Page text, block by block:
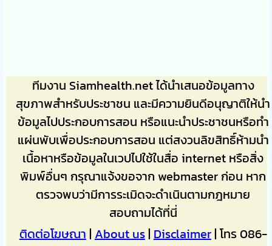
ทีมงาน Siamhealth.net ได้นำเสนอข้อมูลทาง
สุขภาพสำหรับประชาชน และมีความยินดีอนุญาติให้นำ
ข้อมูลไปประกอบการสอน หรือแนะนำประชาชนหรือทำ
แผ่นพับเพื่อประกอบการสอน แต่สงวนลิขสิทธิ์ห้ามนำ
เนื้อหาหรือข้อมูลในเวปไปใช้ในสื่อ internet หรือสิ่ง
พิมพ์อื่นๆ กรุณาแจ้งขอจาก webmaster ก่อน หาก
ตรวจพบว่ามีการระเมิดจะดำเนินตามกฎหมาย
สอบถามได้ที่นี่
ติดต่อโฆษณา|About us|Disclaimer| โทร 086-